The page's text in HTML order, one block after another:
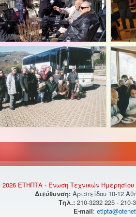
ΕΤΗΠΤΑ - Ένωση Τεχνικών Ημερησίου
Διεύθυνση: Αριστείδου 10-12
Τηλ.: 210-3232 225 - 210-
E-mail: